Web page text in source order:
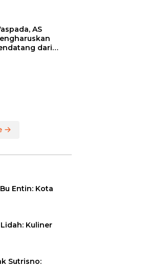
AS
dari
Entin: Kota
Kuliner
Sutrisno: